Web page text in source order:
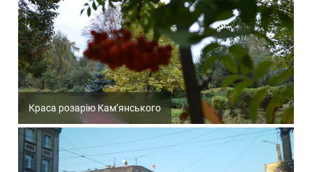
Краса розарію Кам’янського